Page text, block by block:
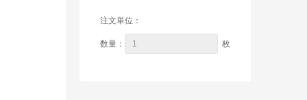
注文単位：
数量： 枚